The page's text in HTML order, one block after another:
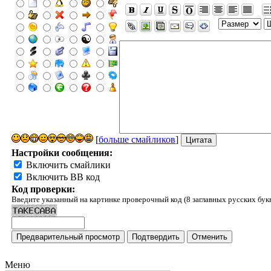
[больше смайликов]
Настройки сообщения:
Включить смайлики
Включить BB код
Код проверки:
Введите указанный на картинке проверочный код (8 заглавных русских
Меню